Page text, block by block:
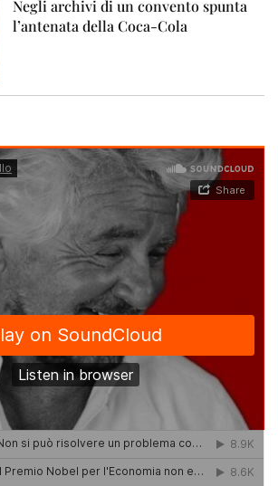
Negli archivi di un convento spunta
l’antenata della Coca-Cola